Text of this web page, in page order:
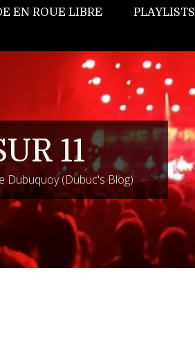
EN ROUE LIBRE PLAYLISTS
11
Dubuquoy (Dubuc's Blog)